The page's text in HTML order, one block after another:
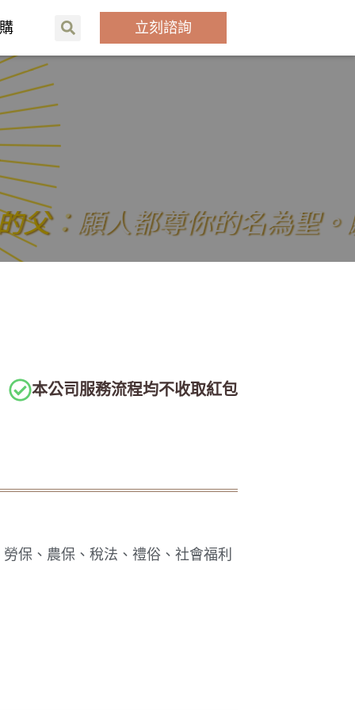
立刻諮詢
都尊 你的名為聖。願你的國 降
本公司服務流程均不收取紅包
保、農保、稅法、禮俗、社會福利